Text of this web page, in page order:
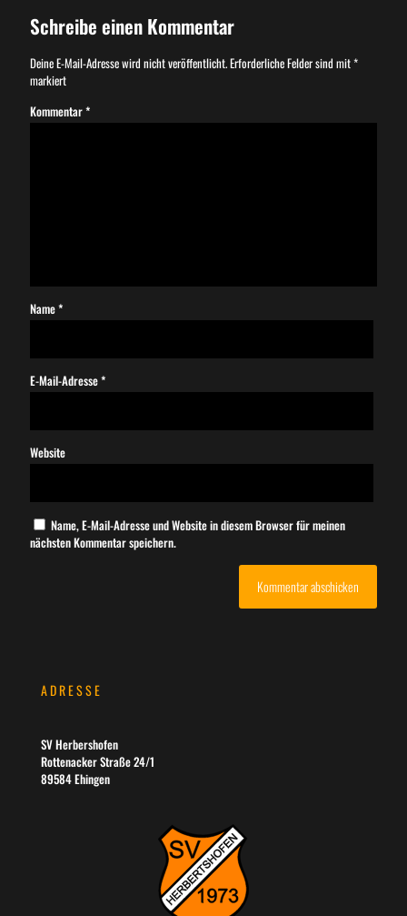
Schreibe einen Kommentar
Deine E-Mail-Adresse wird nicht veröffentlicht.Erforderliche Felder sind mit*
markiert
Kommentar*
Name*
E-Mail-Adresse*
Website
Name, E-Mail-Adresse und Website in diesem Browser für meinen
nächsten Kommentar speichern.
ADRESSE
SV Herbershofen
Rottenacker Straße 24/1
89584 Ehingen